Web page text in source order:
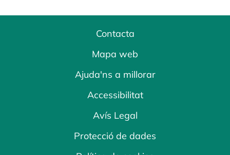
Contacta
Mapa web
Ajuda'ns a millorar
Accessibilitat
Avís Legal
Protecció de dades